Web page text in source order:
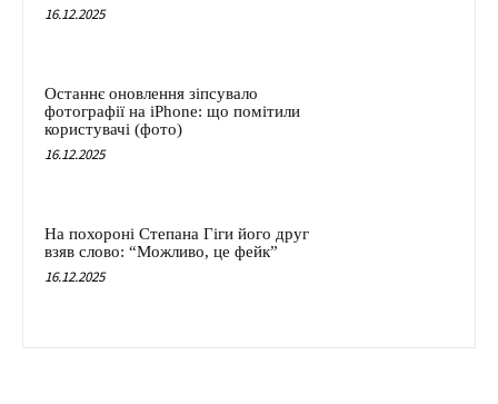
16.12.2025
Останнє оновлення зіпсувало
фотографії на iPhone: що помітили
користувачі (фото)
16.12.2025
На похороні Степана Гіги його друг
взяв слово: “Можливо, це фейк”
16.12.2025